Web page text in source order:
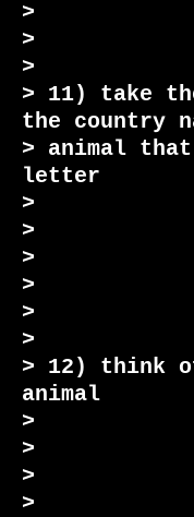
>
>
>
> 11) take
the country
> animal
letter
>
>
>
>
>
>
> 12) think
animal
>
>
>
>